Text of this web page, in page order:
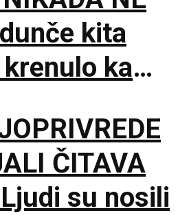
kita
ka
ČITAVA
su nosili